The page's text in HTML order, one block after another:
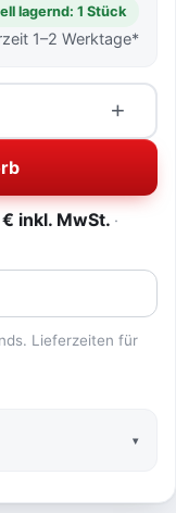
lagernd: 1 Stück
1–2 Werktage*
+
inkl. MwSt.
Lieferzeiten für